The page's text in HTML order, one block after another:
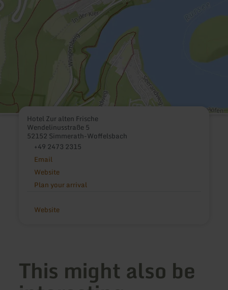
Hotel Zur alten Frische
Wendelinusstraße 5
52152 Simmerath-Woffelsbach
+49 2473 2315
Email
Website
Plan your arrival
Website
This might also be